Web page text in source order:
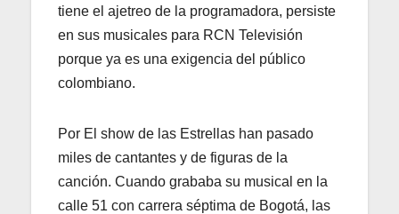
tiene el ajetreo de la programadora, persiste
en sus musicales para RCN Televisión
porque ya es una exigencia del público
colombiano.
Por El show de las Estrellas han pasado
miles de cantantes y de figuras de la
canción. Cuando grababa su musical en la
calle 51 con carrera séptima de Bogotá, las